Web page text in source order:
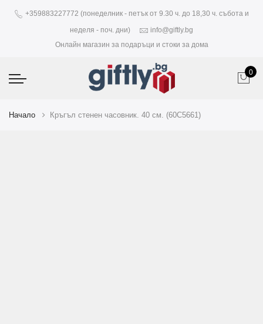
+359883227772 (понеделник - петък от 9.30 ч. до 18,30 ч. събота и
неделя - поч. дни)
info@giftly.bg
Онлайн магазин за подаръци и стоки за дома
0
Начало Кръгъл стенен часовник. 40 см. (60C5661)